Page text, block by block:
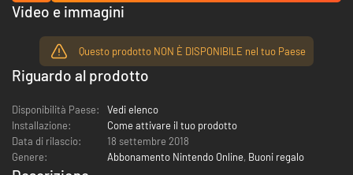
Questo prodotto NON È DISPONIBILE nel tuo Paese
Riguardo al prodotto
Disponibilità Paese:
Vedi elenco
Installazione:
Come attivare il tuo prodotto
Data di rilascio:
18 settembre 2018
Genere:
Abbonamento Nintendo Online, Buoni regalo
Video e immagini